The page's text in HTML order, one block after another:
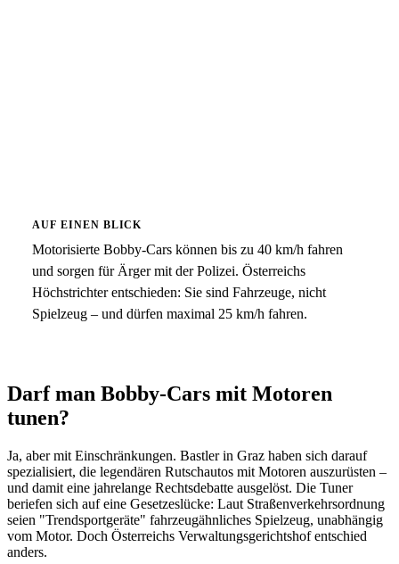
AUF EINEN BLICK
Motorisierte Bobby-Cars können bis zu 40 km/h fahren
und sorgen für Ärger mit der Polizei. Österreichs
Höchstrichter entschieden: Sie sind Fahrzeuge, nicht
Spielzeug – und dürfen maximal 25 km/h fahren.
Darf man Bobby-Cars mit Motoren
tunen?
Ja, aber mit Einschränkungen. Bastler in Graz haben sich darauf
spezialisiert, die legendären Rutschautos mit Motoren auszurüsten –
und damit eine jahrelange Rechtsdebatte ausgelöst. Die Tuner
beriefen sich auf eine Gesetzeslücke: Laut Straßenverkehrsordnung
seien "Trendsportgeräte" fahrzeugähnliches Spielzeug, unabhängig
vom Motor. Doch Österreichs Verwaltungsgerichtshof entschied
anders.